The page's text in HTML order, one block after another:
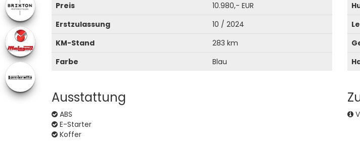
Preis
10.980,- EUR
Erstzulassung
10 / 2024
KM-Stand
283 km
Farbe
Blau
Ausstattung
ABS
E-Starter
Koffer